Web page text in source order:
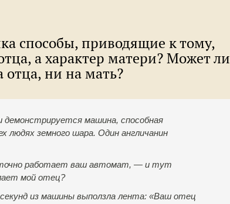
способы, приводящие к тому,
а характер матери? Может ли
отца, ни на мать?
демонстрируется машина, способная
людях земного шара. Один англичанин
работает ваш автомат, — и тут
мой отец?
секунд из машины выползла лента: «Ваш отец